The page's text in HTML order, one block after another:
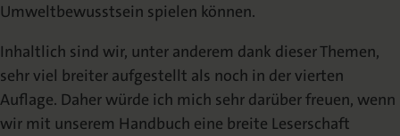
Umweltbewusstsein spielen können.
Inhaltlich sind wir, unter anderem dank dieser Themen,
sehr viel breiter aufgestellt als noch in der vierten
Auflage. Daher würde ich mich sehr darüber freuen, wenn
wir mit unserem Handbuch eine breite Leserschaft